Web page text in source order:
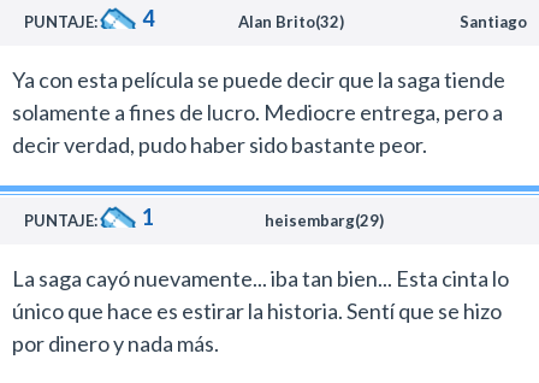
película. No debemos olvidar que a la presión que
flaco se le sumó el hecho que lidiaba con una secuela de
la serie de terror más taquillera en la historia del cine.
El cambio de director se nota profundamente. Hackl
de James Wan (director de la primera) que el querido
enfermito (un grande para mí) de Darren Lyn Bousman,
responsable de todas las continuaciones.
El nuevo realizador en este caso le dio más importancia
al drama y a los climas policiales que a las secuencias
laburo detrás y por eso la recomiendo
PUNTAJE: 4 Alan Brito(32) Santiago
Ya con esta película se puede decir que la saga tiende
solamente a fines de lucro. Mediocre entrega, pero a
decir verdad, pudo haber sido bastante peor.
PUNTAJE: 1 heisembarg(29)
La saga cayó nuevamente... iba tan bien... Esta cinta lo
único que hace es estirar la historia. Sentí que se hizo
por dinero y nada más.